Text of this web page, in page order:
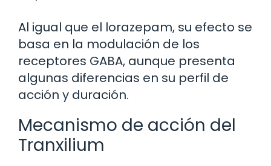
Al igual que el lorazepam, su efecto se
basa en la modulación de los
receptores GABA, aunque presenta
algunas diferencias en su perfil de
acción y duración.
Mecanismo de acción del
Tranxilium